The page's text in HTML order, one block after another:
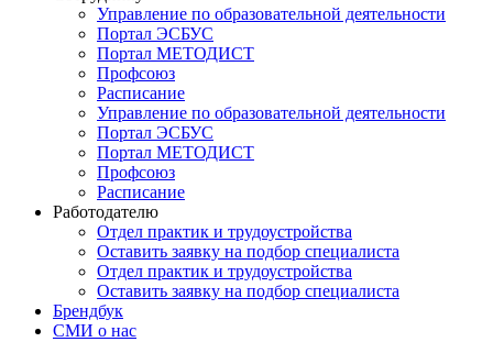
Управление по образовательной деятельности
Портал ЭСБУС
Портал МЕТОДИСТ
Профсоюз
Расписание
Управление по образовательной деятельности
Портал ЭСБУС
Портал МЕТОДИСТ
Профсоюз
Расписание
Работодателю
Отдел практик и трудоустройства
Оставить заявку на подбор специалиста
Отдел практик и трудоустройства
Оставить заявку на подбор специалиста
Брендбук
СМИ о нас